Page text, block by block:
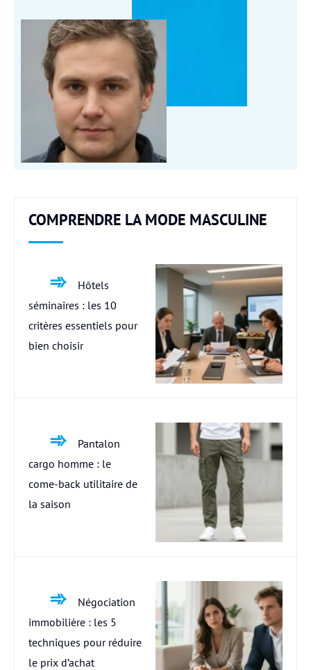
COMPRENDRE LA MODE MASCULINE
Hôtels
séminaires : les 10
critères essentiels pour
bien choisir
Pantalon
cargo homme : le
come-back utilitaire de
la saison
Négociation
immobilière : les 5
techniques pour réduire
le prix d’achat